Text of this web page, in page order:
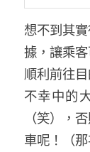
想不到其
據，讓乘
順利前往
不幸中的
（笑），
車呢！（那